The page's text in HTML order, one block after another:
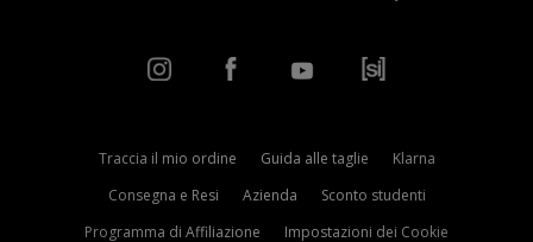
Traccia il mio ordine Guida alle taglie
Klarna
Consegna e Resi
Azienda
Sconto studenti
Programma di Affiliazione
Impostazioni dei Cookie